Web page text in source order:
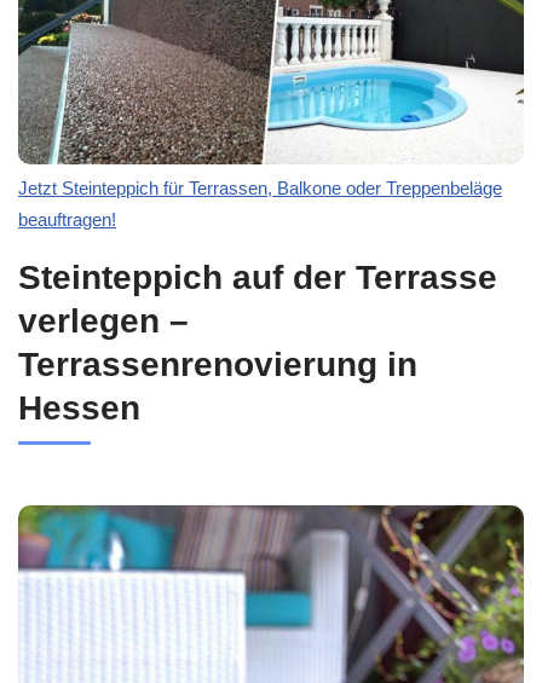
Jetzt Steinteppich für Terrassen, Balkone oder Treppenbeläge
beauftragen!
Steinteppich auf der Terrasse
verlegen –
Terrassenrenovierung in
Hessen